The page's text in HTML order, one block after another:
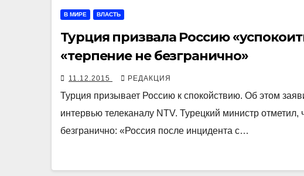
В МИРЕ ВЛАСТЬ
Турция призвала Россию
«терпение не безгранично»
11.12.2015 РЕДАКЦИЯ
Турция призывает Россию к спокойствию. Об этом
интервью телеканалу NTV. Турецкий министр отметил,
безгранично: «Россия после инцидента с…